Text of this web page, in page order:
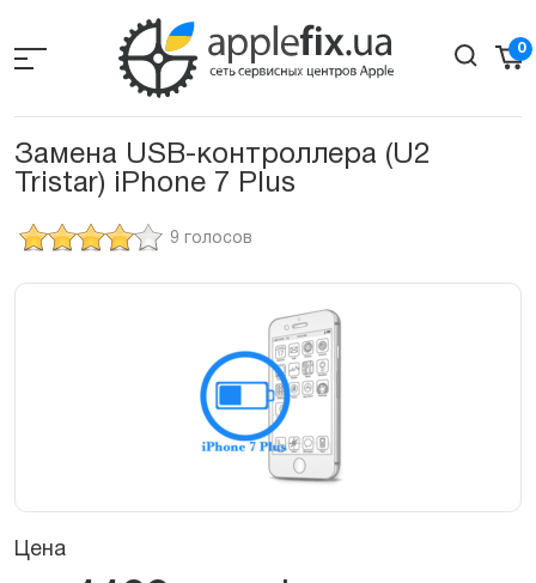
the
0
Замена USB-контроллера (U2
Tristar) iPhone 7 Plus
9 голосов
Цена